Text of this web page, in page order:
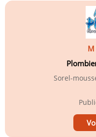
Sorel-